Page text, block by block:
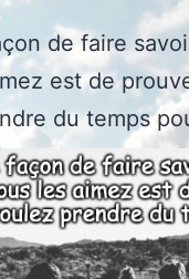
de faire
est de
du temps